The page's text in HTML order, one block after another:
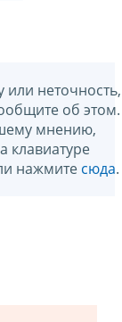
или неточность,
об этом.
мнению,
клавиатуре
нажмите сюда.